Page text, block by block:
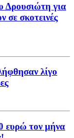
Δρουσιώτη για
σκοτεινές
λίγο
ευρώ τον μήνα